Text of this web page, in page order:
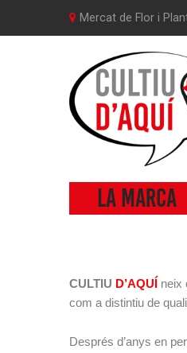
Mercat de Flor i
La marca
CULTIU D’AQUÍ neix
com a distintiu de
Després d’anys en